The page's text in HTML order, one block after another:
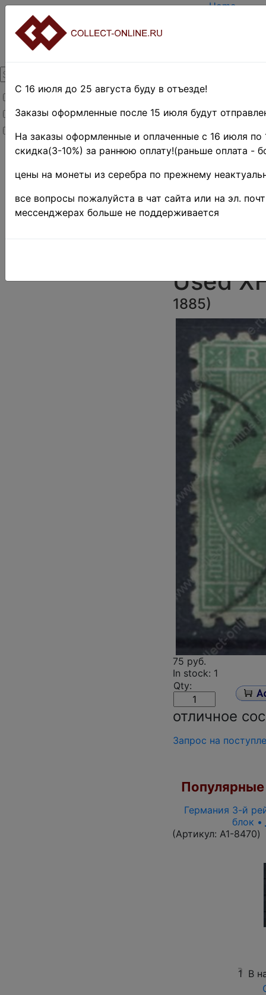
Товары со скидкой
Товары в наличии
Новинки
Home
TERMS
Home»
EUROPE
»
Румыния
Used
1885)
75 руб.
In stock: 1
Qty:
отличное
Запрос на
Германия 3-й
блок •
(Артикул: A1-8470)
1 В
С 16 июля до 25 августа буду в отъезде!
Заказы оформленные после 15 июля будут
На заказы оформленные и оплаченные с 16 июля по
скидка(3-10%) за раннюю оплату!(раньше оплата -
цены на монеты из серебра по прежнему
все вопросы пожалуйста в чат сайта или на эл.
мессенджерах больше не поддерживается